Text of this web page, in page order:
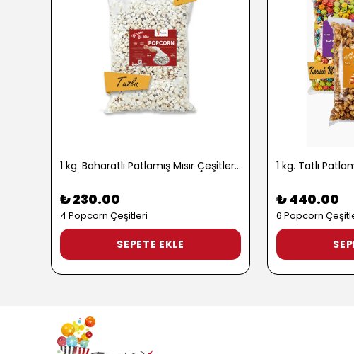
1 kg. Baharatlı Patlamış Mısır Çeşitleri - 2724
₺ 230.00
4 Popcorn Çeşitleri
SEPETE EKLE
₺ 440.00
6 Popcorn